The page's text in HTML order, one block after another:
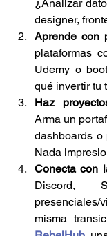
¿Analizar
designer,
Aprende con
plataformas
Udemy o
qué invertir tu
Haz
Arma un
dashboards o
Nada
Conecta con
Discord,
presenciales/